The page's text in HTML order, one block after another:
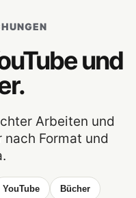
und
Arbeiten und
Format und
YouTube Bücher